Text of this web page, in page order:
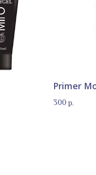
Primer
300р.